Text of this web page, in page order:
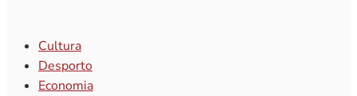
Cultura
Desporto
Economia